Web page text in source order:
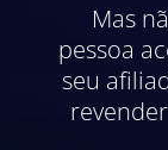
Mas
pessoa
seu